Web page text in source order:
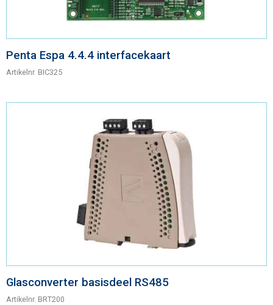
Penta Espa 4.4.4 interfacekaart
Artikelnr. BIC325
Glasconverter basisdeel RS485
Artikelnr. BRT200